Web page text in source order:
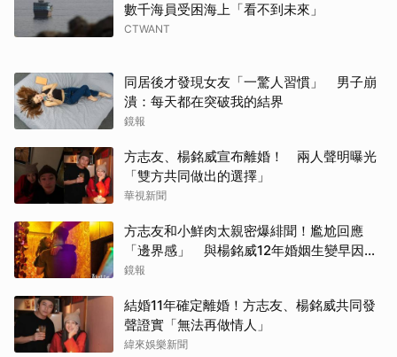
數千海員受困海上「看不到未來」
CTWANT
同居後才發現女友「一驚人習慣」 男子崩
潰：每天都在突破我的結界
鏡報
方志友、楊銘威宣布離婚！ 兩人聲明曝光
「雙方共同做出的選擇」
華視新聞
方志友和小鮮肉太親密爆緋聞！尷尬回應
「邊界感」 與楊銘威12年婚姻生變早因
「這問題」洩端倪
鏡報
結婚11年確定離婚！方志友、楊銘威共同發
聲證實「無法再做情人」
緯來娛樂新聞